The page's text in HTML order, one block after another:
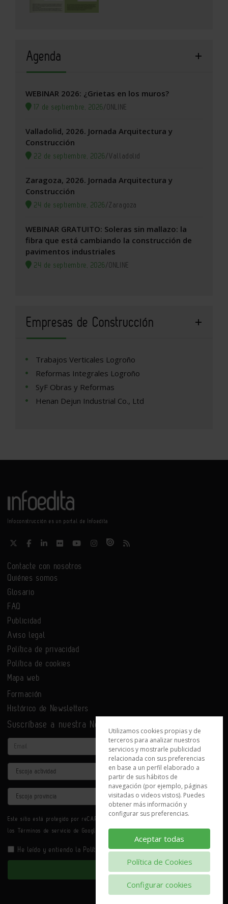
Agenda
WEBINAR 2026: ¿Grietas en los muros?
17 de septiembre, 2026/ONLINE
Valladolid, 2026. Jornada Arquitectura y
Construcción
22 de septiembre, 2026/Valladolid
Zaragoza, 2026. Jornada Arquitectura y
Construcción
24 de septiembre, 2026/Zaragoza
WEBINAR GRATUITO: Soleras sin mallazo: la
fibra que está cambiando la construcción de
pavimentos industriales
24 de septiembre, 2026/ONLINE
Empresas de Construcción
Trabajos Verticales Logroño
Reformas Integrales Logroño
SyF Obras y Reformas
Henan Dejun Industrial Co., Ltd
Infoconstrucción es un portal de Infoedita
Contacte con nosotros
Quiénes somos
Glosario
FAQ
Publicidad
Aviso legal
Política de privacidad
Política de cookies
Mapa web
Formación
Histórico de Newsletters
Suscríbase a nuestra Newsletter
Email
Actividad
Provincia
Este sitio está protegido por reCAPTCHA y se aplican la
los Términos de servicio de Google.
He leído y entiendo la Política de Privacidad
Enviar
Utilizamos cookies propias y de
terceros para analizar nuestros
servicios y mostrarle publicidad
relacionada con sus preferencias
en base a un perfil elaborado a
partir de sus hábitos de
navegación (por ejemplo, páginas
visitadas o videos vistos). Puedes
obtener más información y
configurar sus preferencias.
Aceptar todas
Política de Cookies
Configurar cookies